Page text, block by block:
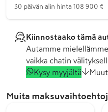
30 päivän alin hinta 108 900 €
Kiinnostaako tämä
Autamme
vaikka chatin
Kysy myyjältä
Muita